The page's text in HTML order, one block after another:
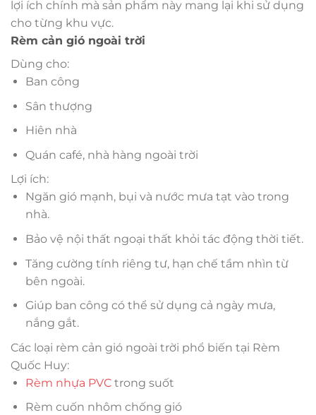
lợi ích chính mà sản phẩm này mang lại khi sử dụng
cho từng khu vực.
Rèm cản gió ngoài trời
Dùng cho:
Ban công
Sân thượng
Hiên nhà
Quán café, nhà hàng ngoài trời
Lợi ích:
Ngăn gió mạnh, bụi và nước mưa tạt vào trong
nhà.
Bảo vệ nội thất ngoại thất khỏi tác động thời tiết.
Tăng cường tính riêng tư, hạn chế tầm nhìn từ
bên ngoài.
Giúp ban công có thể sử dụng cả ngày mưa,
nắng gắt.
Các loại rèm cản gió ngoài trời phổ biến tại Rèm
Quốc Huy:
Rèm nhựa PVCtrong suốt
Rèm cuốn nhôm chống gió